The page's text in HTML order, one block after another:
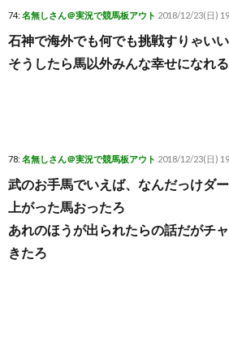
74: 名無しさん＠実況で競馬板アウト 2018/12/23(日)
石神で海外でも何でも挑戦すりゃい
そうしたら馬以外みんな幸せになれ
78: 名無しさん＠実況で競馬板アウト 2018/12/23(日)
武のお手馬でいえば、なんだっけダ
上がった馬おったろ
あれのほうが出られたらの話だがチ
きたろ